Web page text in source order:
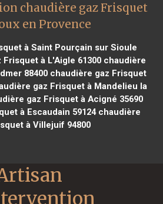
chaudière gaz Frisquet
en Provence
à Saint Pourçain sur Sioule
à L'Aigle 61300 chaudière
88400chaudière gaz Frisquet
gaz Frisquet à Mandelieu la
gaz Frisquet à Acigné 35690
à Escaudain 59124chaudière
à Villejuif 94800